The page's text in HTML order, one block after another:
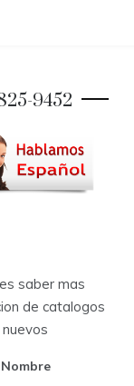
9452
saber mas
de catalogos
nuevos
Nombre